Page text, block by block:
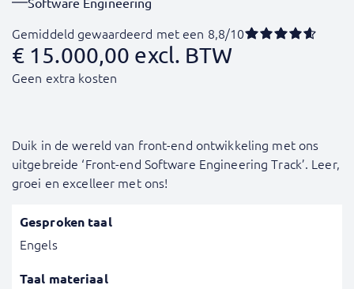
Gemiddeld gewaardeerd met een 8,8/10
€ 15.000,00 excl. BTW
Geen extra kosten
Duik in de wereld van front-end ontwikkeling met ons
uitgebreide ‘Front-end Software Engineering Track’. Leer,
groei en excelleer met ons!
Gesproken taal
Engels
Taal materiaal